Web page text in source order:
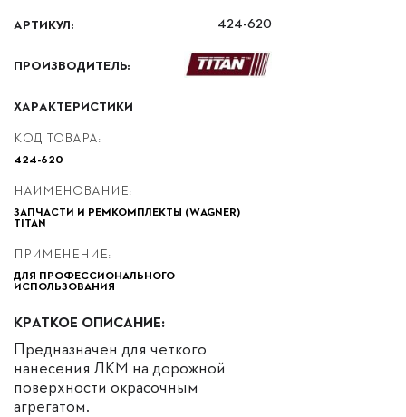
АРТИКУЛ: 424-620
ПРОИЗВОДИТЕЛЬ:
ХАРАКТЕРИСТИКИ
КОД ТОВАРА:
424-620
НАИМЕНОВАНИЕ:
ЗАПЧАСТИ И РЕМКОМПЛЕКТЫ (WAGNER)
TITAN
ПРИМЕНЕНИЕ:
ДЛЯ ПРОФЕССИОНАЛЬНОГО
ИСПОЛЬЗОВАНИЯ
КРАТКОЕ ОПИСАНИЕ:
Предназначен для четкого
нанесения ЛКМ на дорожной
поверхности окрасочным
агрегатом.